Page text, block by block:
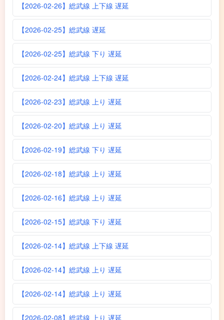
【2026-02-26】総武線 上下線 遅延
【2026-02-25】総武線 遅延
【2026-02-25】総武線 下り 遅延
【2026-02-24】総武線 上下線 遅延
【2026-02-23】総武線 上り 遅延
【2026-02-20】総武線 上り 遅延
【2026-02-19】総武線 下り 遅延
【2026-02-18】総武線 上り 遅延
【2026-02-16】総武線 上り 遅延
【2026-02-15】総武線 下り 遅延
【2026-02-14】総武線 上下線 遅延
【2026-02-14】総武線 上り 遅延
【2026-02-14】総武線 上り 遅延
【2026-02-08】総武線 上り 遅延